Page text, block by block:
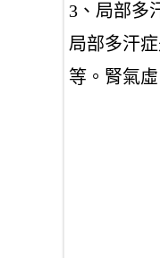
3、局部多
局部多汗
等。腎氣